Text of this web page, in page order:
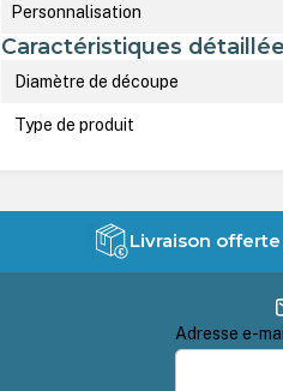
Personnalisation
Caractéristiques
Diamètre de découpe
Type de produit
Livraison
Adresse e-